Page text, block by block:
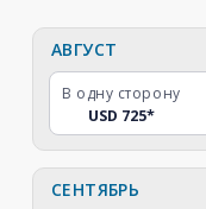
АВГУСТ
В одну сторону
USD 725*
СЕНТЯБРЬ